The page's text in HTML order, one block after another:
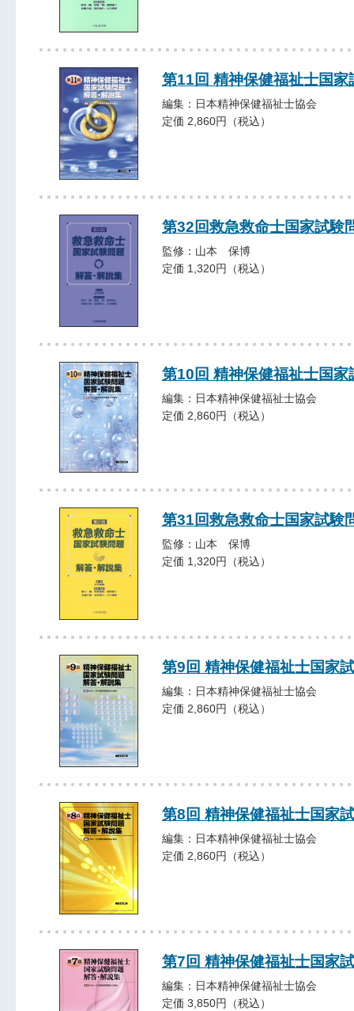
第11回 精神保健福祉士国
編集：日本精神保健福祉士協会
定価 2,860円（税込）
第32回救急救命士国家試験
監修：山本 保博
定価 1,320円（税込）
第10回 精神保健福祉士国
編集：日本精神保健福祉士協会
定価 2,860円（税込）
第31回救急救命士国家試験
監修：山本 保博
定価 1,320円（税込）
第9回 精神保健福祉士国家
編集：日本精神保健福祉士協会
定価 2,860円（税込）
第8回 精神保健福祉士国家
編集：日本精神保健福祉士協会
定価 2,860円（税込）
第7回 精神保健福祉士国家
編集：日本精神保健福祉士協会
定価 3,850円（税込）